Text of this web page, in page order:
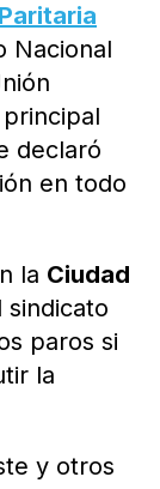
Paritaria
Nacional
declaró
en todo
la Ciudad
sindicato
paros si
la
y otros